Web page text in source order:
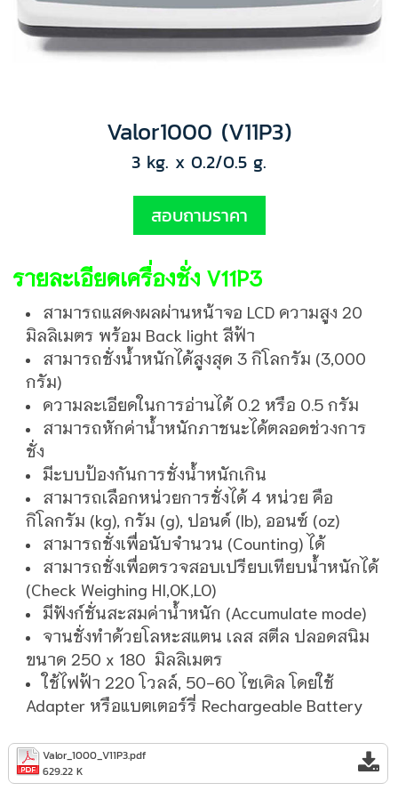
Valor1000 (V11P3)
3 kg. x 0.2/0.5 g.
สอบถามราคา
รายละเอียดเครื่องชั่ง V11P3
สามารถแสดงผลผ่านหน้าจอ LCD ความสูง 20
มิลลิเมตร พร้อม Back light สีฟ้า
สามารถชั่งน้ำหนักได้สูงสุด 3 กิโลกรัม (3,000
กรัม)
ความละเอียดในการอ่านได้ 0.2 หรือ 0.5 กรัม
สามารถหักค่าน้ำหนักภาชนะได้ตลอดช่วงการ
ชั่ง
มีะบบป้องกันการชั่งน้ำหนักเกิน
สามารถเลือกหน่วยการชั่งได้ 4 หน่วย คือ
กิโลกรัม (kg), กรัม (g), ปอนด์ (lb), ออนซ์ (oz)
สามารถชั่งเพื่อนับจำนวน (Counting) ได้
สามารถชั่งเพื่อตรวจสอบเปรียบเทียบน้ำหนักได้
(Check Weighing HI,OK,LO)
มีฟังก์ชั่นสะสมค่าน้ำหนัก (Accumulate mode)
จานชั่งทำด้วยโลหะสแตน เลส สตีล ปลอดสนิม
ขนาด 250 x 180 มิลลิเมตร
ใช้ไฟฟ้า 220 โวลล์, 50-60 ไซเคิล โดยใช้
Adapter หรือแบตเตอร์รี่ Rechargeable Battery
Valor_1000_V11P3.pdf
629.22 K